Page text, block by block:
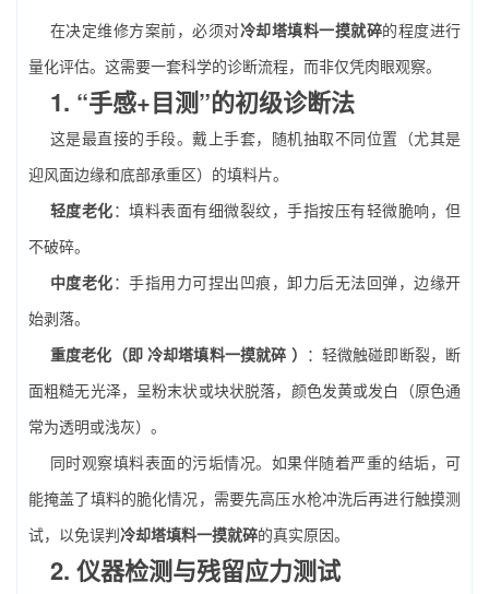
在决定维修方案前，必须对冷却塔填料一摸就碎的程度进行
量化评估。这需要一套科学的诊断流程，而非仅凭肉眼观察。
1. “手感+目测”的初级诊断法
这是最直接的手段。戴上手套，随机抽取不同位置（尤其是
迎风面边缘和底部承重区）的填料片。
轻度老化：填料表面有细微裂纹，手指按压有轻微脆响，但
不破碎。
中度老化：手指用力可捏出凹痕，卸力后无法回弹，边缘开
始剥落。
重度老化（即 冷却塔填料一摸就碎 ） ：轻微触碰即断裂，断
面粗糙无光泽，呈粉末状或块状脱落，颜色发黄或发白（原色通
常为透明或浅灰）。
同时观察填料表面的污垢情况。如果伴随着严重的结垢，可
能掩盖了填料的脆化情况，需要先高压水枪冲洗后再进行触摸测
试，以免误判冷却塔填料一摸就碎的真实原因。
2. 仪器检测与残留应力测试